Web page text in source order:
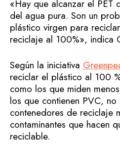
«Hay que alcanzar el PET
del agua pura. Son un
plástico virgen para
reciclaje al 100%», indica
Según la iniciativa
reciclar el plástico al 100
como los que miden
los que contienen PVC,
contenedores de reciclaje
contaminantes que hacen
reciclable.